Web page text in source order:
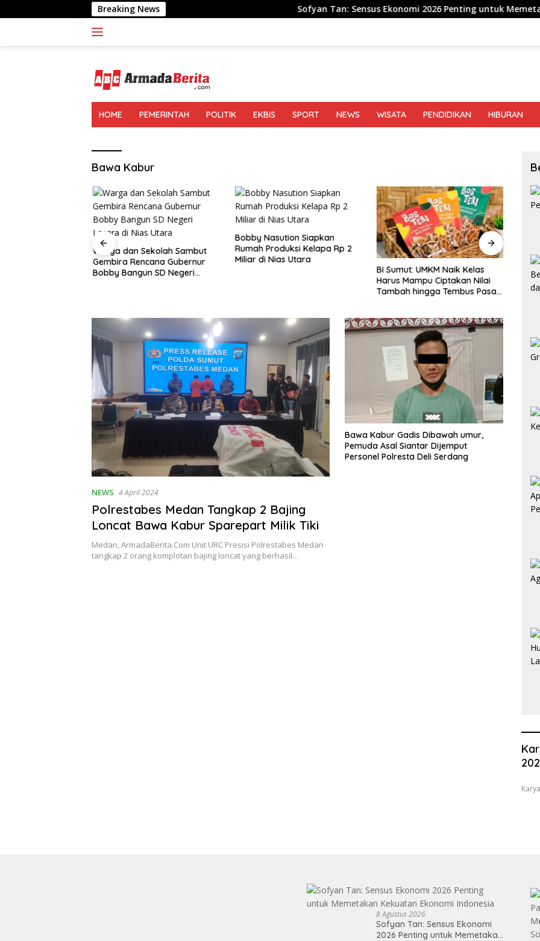
ke
Breaking News Sofyan Tan: Sensus Ekonomi 2026 Penting untuk Memetakan Kekuatan
HOME PEMERINTAH POLITIK EKBIS SPORT NEWS WISATA PENDIDIKAN HIBURAN
Bawa Kabur
Warga dan Sekolah Sambut
Gembira Rencana Gubernur
Bobby Bangun SD Negeri
Bobby Nasution Siapkan
Rumah Produksi Kelapa Rp 2
Miliar di Nias Utara
BI Sumut: UMKM Naik Kelas
Harus Mampu Ciptakan Nilai
Tambah hingga Tembus Pasar
NEWS 4 April 2024
Polrestabes Medan Tangkap 2 Bajing
Loncat Bawa Kabur Sparepart Milik Tiki
Medan, ArmadaBerita.Com Unit URC Presisi Polrestabes Medan
tangkap 2 orang komplotan bajing loncat yang berhasil…
Bawa Kabur Gadis Dibawah umur,
Pemuda Asal Siantar Dijemput
Personel Polresta Deli Serdang
8 Agustus 2026
Sofyan Tan: Sensus Ekonomi
2026 Penting untuk Memetakan